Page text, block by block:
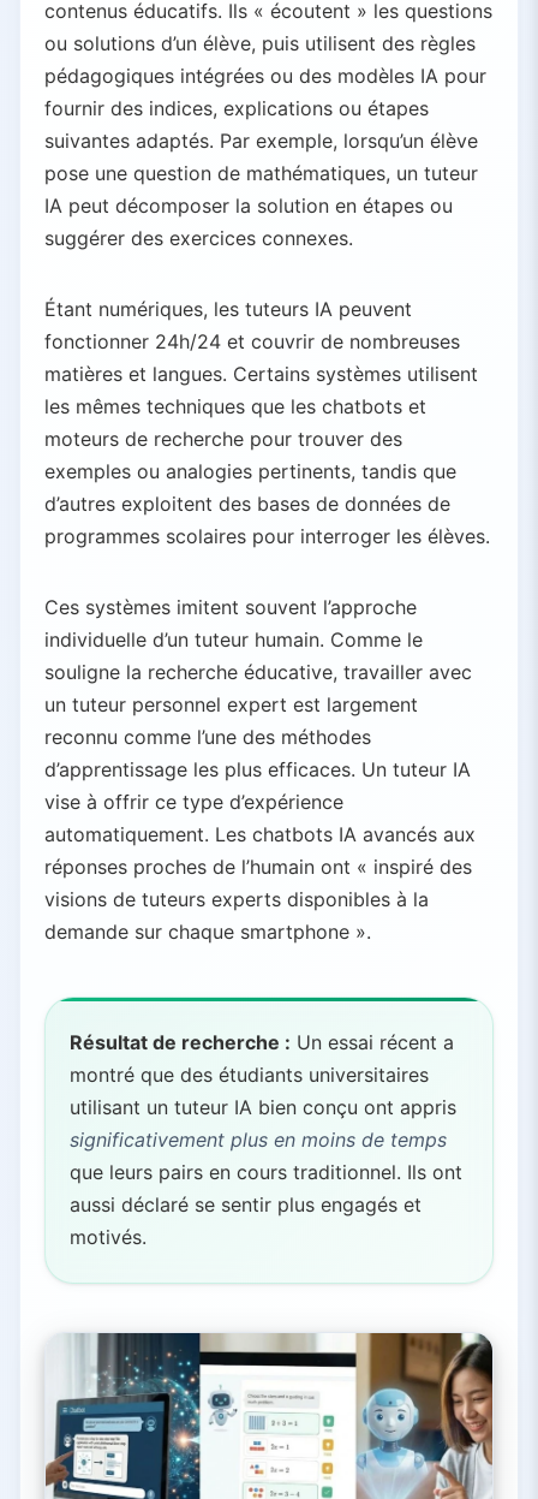
5.2.
Qualités irremplaçables
5.3. Ce que les enseignants apportent que l’IA ne peut pas
5.4. L’avenir : collaboration humain-IA
Conclusion
contenus éducatifs. Ils « écoutent » les questions
ou solutions d’un élève, puis utilisent des règles
pédagogiques intégrées ou des modèles IA pour
fournir des indices, explications ou étapes
suivantes adaptés. Par exemple, lorsqu’un élève
pose une question de mathématiques, un tuteur
IA peut décomposer la solution en étapes ou
suggérer des exercices connexes.
Étant numériques, les tuteurs IA peuvent
fonctionner 24h/24 et couvrir de nombreuses
matières et langues. Certains systèmes utilisent
les mêmes techniques que les chatbots et
moteurs de recherche pour trouver des
exemples ou analogies pertinents, tandis que
d’autres exploitent des bases de données de
programmes scolaires pour interroger les élèves.
Ces systèmes imitent souvent l’approche
individuelle d’un tuteur humain. Comme le
souligne la recherche éducative, travailler avec
un tuteur personnel expert est largement
reconnu comme l’une des méthodes
d’apprentissage les plus efficaces. Un tuteur IA
vise à offrir ce type d’expérience
automatiquement. Les chatbots IA avancés aux
réponses proches de l’humain ont « inspiré des
visions de tuteurs experts disponibles à la
demande sur chaque smartphone ».
Résultat de recherche : Un essai récent a
montré que des étudiants universitaires
utilisant un tuteur IA bien conçu ont appris
significativement plus en moins de temps
que leurs pairs en cours traditionnel. Ils ont
aussi déclaré se sentir plus engagés et
motivés.